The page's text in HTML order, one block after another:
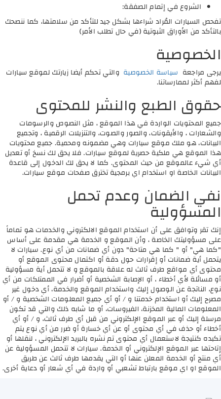
الشروع في إتمام الصفقة:
تفحص السيارات المُراد شراءها بشكل جيد للتأكد من سلامتها، كما ننصحك
بالتأكد من الأوراق الثبوتية (في حال تطلب الأمر)
الخصوصية
يرجى مراجعة سياسة الخصوصية والتي تحكم أيضا زيارتك لموقع سيارات
لفهم أكثر لممارساتنا.
حقوق الطبع والنشر للمحتوى
جميع المحتويات الواردة في هذا الموقع ، مثل النصوص والرسومات
والشعارات ، والأيقونات، والصور والصوت، والتنزيلات الرقمية ، وتجميع
البيانات، هو ملك موقع سيارات وهي مضمونه ومحمية. جميع محتويات
هذا الموقع هي ملكية حصرية لموقع سيارات. فلا يحق لك نسخ أو تعديل
أي شيء عالموقع من حيث المحتوى. كما لا يحق لك الدخول إلى قاعدة
البيانات الخاصة او استخدام اي برمجية تخترق صفحات موقع سيارات.
نفي الضمان وعدم تحمل
المسؤولية
إنك تقر وتوافق على أن استخدام الموقع الالكتروني والخدمات هو تماماً
على مسؤوليتك الخاصة ، وأن الموقع و الخدمة هي مقدمة على أساس
"كما هي" أو " كما هي متاحة" دون أي ضمانات من أي نوع. سيارات لا
يتحمل أية ضمانات أو إقرارات حول دقة أو اكتمال محتوى الموقع أو
محتوى أي مواقع طرف ثالث له علاقة بالموقع و لا تتحمل أية مسؤولية
أو مسائلة لأي أخطاء ، أو الإصابة الشخصية أو أضرار في الممتلكات من أي
نوع، الناتجة عن الوصول إليك واستخدام الموقع والخدمة، أي دخول غير
مصرح إليك أو استخدام خدمتنا و / أو أي جميع المعلومات الشخصية و / أو
المعلومات المالية المخزنة، الفيروسات، أو ما شابه ذلك والتي قد تكون
مرسلة إليك أو عبر الموقع الإلكتروني من قبل أي طرف ثالث، و / أو أي
أخطاء أو حذف في أي محتوى أو عن أي خسارة أو ضرر من أي نوع يتم
تكبده كنتيجة لاستعمال أي محتوى تم نشره بالبريد الإلكتروني ، لنقلها أو
إتاحتها عبر الموقع الإلكتروني أو الخدمة. سيارات لا تتحمل المسؤولية عن
أي منتج أو الخدمة المعلن عنها أو التي يقدمها طرف ثالث عن طريق
الموقع او اي موقع بارتباط تشعبي أو واردة في أي شعار أو دعاية أخرى.